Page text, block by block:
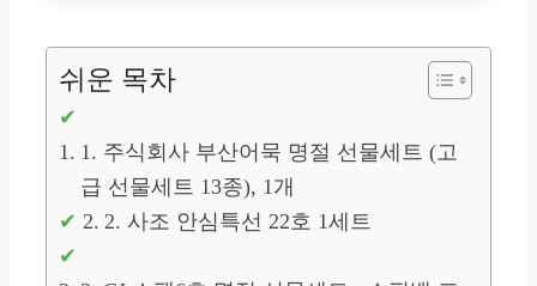
쉬운 목차
1. 주식회사 부산어묵 명절 선물세트 (고
급 선물세트 13종), 1개
2. 사조 안심특선 22호 1세트